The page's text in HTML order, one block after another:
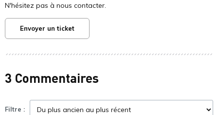
N'hésitez pas à nous contacter.
Envoyer un ticket
3 Commentaires
Filtre :